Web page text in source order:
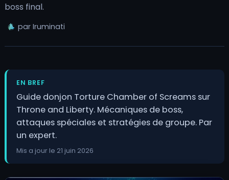
boss final.
par Iruminati
EN BREF
Guide donjon Torture Chamber of Screams sur
Throne and Liberty. Mécaniques de boss,
attaques spéciales et stratégies de groupe. Par
un expert.
Mis a jour le 21 juin 2026